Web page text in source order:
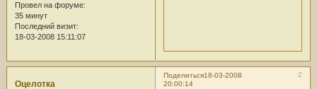
Провел на форуме:
35 минут
Последний визит:
18-03-2008 15:11:07
Поделиться 2
18-03-2008
20:00:14
Оцелотка